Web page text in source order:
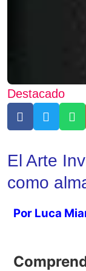
Destacado
El Arte
como
Por Luca